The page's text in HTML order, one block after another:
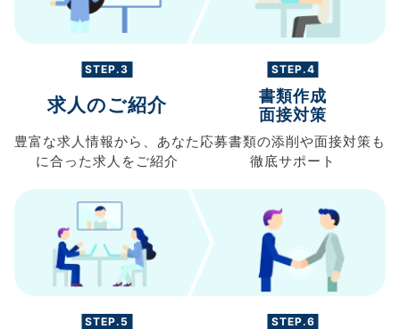
STEP.3
求人のご紹介
豊富な求人情報から、 あなた
に合った求人を ご紹介
STEP.4
書類作成
面接対策
応募書類の添削や面接対策も
徹底サポート
STEP.5 STEP.6